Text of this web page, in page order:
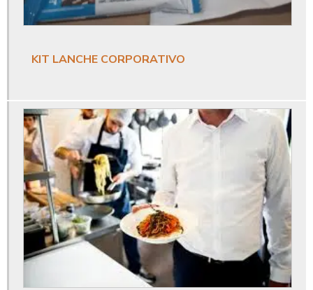
Buffet para eventos empresa
Buffet para eventos empresariais
Catering corporativo
Catering corporativo empresas
Catering para eventos corporativos
Coffee break corporativo
Coffee break empresarial
Coffee break eventos corporativos
KIT LANCHE CORPORATIVO